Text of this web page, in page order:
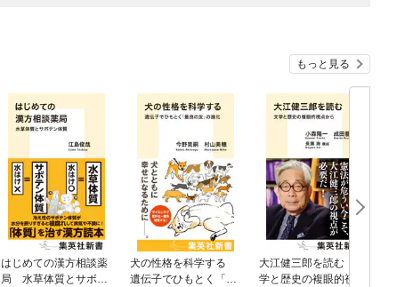
もっと見る
はじめての漢方相談薬
局 水草体質とサボテ
犬の性格を科学する
遺伝子でひもとく「最
大江健三郎を読む 文
学と歴史の複眼的視点